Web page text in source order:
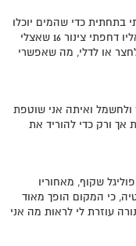
בתחתית כדי שהמים יוכלו
לצאת, מתחת לחור חיברתי עם ברגים משפך ואליו דחפתי צינור 16 שאצלי
לחצר או לדלי, מה שאפשרי
ואיתה אני שוטפת
ורק כדי להוריד את
שקוף, מאחוריו
כי המקום הופך מאוד
עוזרת לי לראות מה אני